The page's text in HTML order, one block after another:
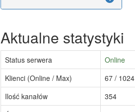
Aktualne statystyki
Status serwera
Online
Klienci (Online / Max)
67 / 1024
Ilość kanałów
354